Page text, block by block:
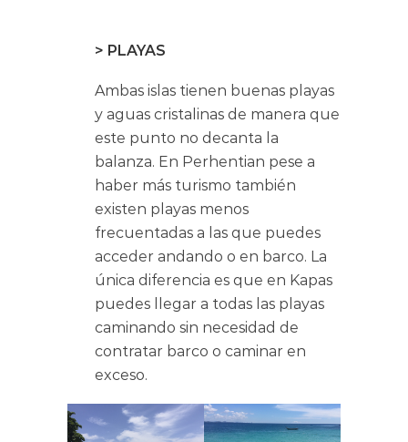
> PLAYAS
Ambas islas tienen buenas playas
y aguas cristalinas de manera que
este punto no decanta la
balanza. En Perhentian pese a
haber más turismo también
existen playas menos
frecuentadas a las que puedes
acceder andando o en barco. La
única diferencia es que en Kapas
puedes llegar a todas las playas
caminando sin necesidad de
contratar barco o caminar en
exceso.